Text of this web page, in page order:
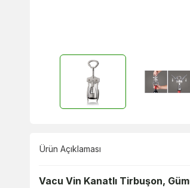
Ürün Açıklaması
Vacu Vin Kanatlı Tirbuşon,